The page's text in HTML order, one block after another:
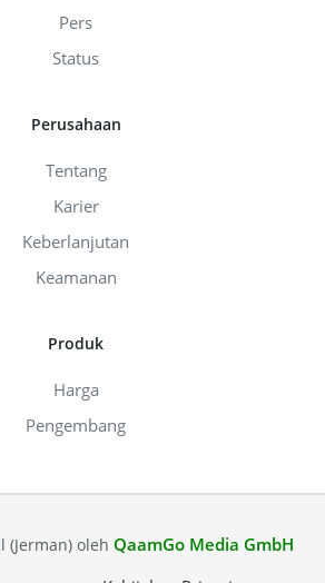
Pers
Status
Perusahaan
Tentang
Karier
Keberlanjutan
Keamanan
Produk
Harga
Pengembang
(Jerman) oleh QaamGo Media GmbH